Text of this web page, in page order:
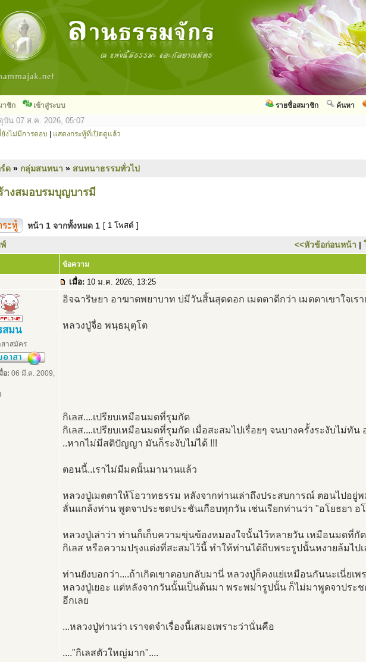
าชิก เข้าสู่ระบบ ค้นหา
รายชื่อสมาชิก
บัน 07 ส.ค. 2026, 05:07
งไม่มีการตอบ แสดงกระทู้ที่เปิดดูแล้ว
ด » กลุ่มสนทนา » สนทนาธรรมทั่วไป
างสมอบรมบุญบารมี
หน้า 1 จากทั้งหมด 1 [ 1 โพสต์ ]
<<หัวข้อก่อนหน้า |
ข้อความ
เมื่อ: 10 ม.ค. 2026, 13:25
สมน
สาสมัคร
อ: 06 มี.ค. 2009,
อิจฉาริษยา อาฆาตพยาบาท บ่มีวันสิ้นสุดดอก เมตตาดีกว่า เมตตาเขาใจเรา
หลวงปู่จื่อ พนฺธมุตฺโต
กิเลส....เปรียบเหมือนมดที่รุมกัด
กิเลส....เปรียบเหมือนมดที่รุมกัด เมื่อสะสมไปเรื่อยๆ จนบางครั้งระงับไม่ทั
..หากไม่มีสติปัญญา มันก็ระงับไม่ได้ !!!
ตอนนี้..เราไม่มีมดนั้นมานานแล้ว
หลวงปู่เมตตาให้โอวาทธรรม หลังจากท่านเล่าถึงประสบการณ์ ตอนไปอยู่
ลั่นแกล้งท่าน พูดจาประชดประชันเกือบทุกวัน เช่นเรียกท่านว่า "อโยธยา อ
หลวงปู่เล่าว่า ท่านก็เก็บความขุ่นข้องหมองใจนั้นไว้หลายวัน เหมือนมดที่
กิเลส หรือความปรุงแต่งที่สะสมไว้นี้ ทำให้ท่านได้ถีบพระรูปนั้นหงายล้มไปเ
ท่านยังบอกว่า....ถ้าเกิดเขาตอบกลับมานี่ หลวงปู่ก็คงแย่เหมือนกันนะเนี่ยเพ
หลวงปู่เยอะ แต่หลังจากวันนั้นเป็นต้นมา พระพม่ารูปนั้น ก็ไม่มาพูดจาประ
อีกเลย
...หลวงปู่ท่านว่า เราจดจำเรื่องนี้เสมอเพราะว่านั่นคือ
...."กิเลสตัวใหญ่มาก"....